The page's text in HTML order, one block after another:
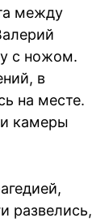
между
с ножом.
в
на месте.
камеры
развелись,